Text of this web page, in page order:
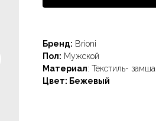
Бренд: Brioni
Пол: Мужской
Материал: Текстиль- замша
Цвет: Бежевый